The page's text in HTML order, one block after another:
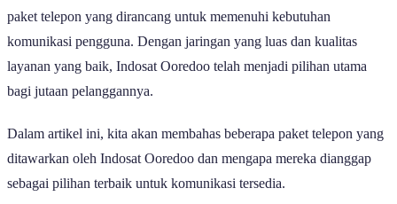
paket telepon yang dirancang untuk memenuhi kebutuhan
komunikasi pengguna. Dengan jaringan yang luas dan kualitas
layanan yang baik, Indosat Ooredoo telah menjadi pilihan utama
bagi jutaan pelanggannya.
Dalam artikel ini, kita akan membahas beberapa paket telepon yang
ditawarkan oleh Indosat Ooredoo dan mengapa mereka dianggap
sebagai pilihan terbaik untuk komunikasi tersedia.